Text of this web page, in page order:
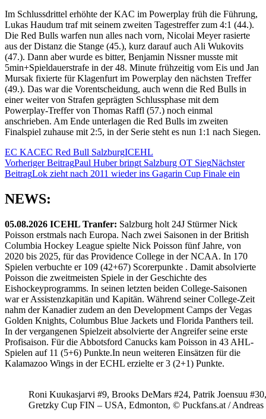
Im Schlussdrittel erhöhte der KAC im Powerplay früh die Führung,
Lukas Haudum traf mit seinem zweiten Tagestreffer zum 4:1 (44.).
Die Red Bulls warfen nun alles nach vorn, Nicolai Meyer rasierte
aus der Distanz die Stange (45.), kurz darauf auch Ali Wukovits
(47.). Dann aber wurde es bitter, Benjamin Nissner musste mit
5min+Spieldauerstrafe in der 48. Minute frühzeitig vom Eis und Jan
Mursak fixierte für Klagenfurt im Powerplay den nächsten Treffer
(49.). Das war die Vorentscheidung, auch wenn die Red Bulls in
einer weiter von Strafen geprägten Schlussphase mit dem
Powerplay-Treffer von Thomas Raffl (57.) noch einmal
anschrieben. Am Ende unterlagen die Red Bulls im zweiten
Finalspiel zuhause mit 2:5, in der Serie steht es nun 1:1 nach Siegen.
EC KACEC Red Bull SalzburgICEHL
Beitragsnavigation
Vorheriger BeitragPaul Huber bringt Salzburg OT SiegNächster
BeitragLok zieht nach 2011 wieder ins Gagarin Cup Finale ein
NEWS:
05.08.2026 ICEHL Tranfer: Salzburg holt 24J Stürmer Nick
Poisson erstmals nach Europa. Nach zwei Saisonen in der British
Columbia Hockey League spielte Nick Poisson fünf Jahre, von
2020 bis 2025, für das Providence College in der NCAA. In 170
Spielen verbuchte er 109 (42+67) Scorerpunkte . Damit absolvierte
Poisson die zweitmeisten Spiele in der Geschichte des
Eishockeyprogramms. In seinen letzten beiden College-Saisonen
war er Assistenzkapitän und Kapitän. Während seiner College-Zeit
nahm der Kanadier zudem an den Development Camps der Vegas
Golden Knights, Columbus Blue Jackets und Florida Panthers teil.
In der vergangenen Spielzeit absolvierte der Angreifer seine erste
Profisaison. Für die Abbotsford Canucks kam Poisson in 43 AHL-
Spielen auf 11 (5+6) Punkte.In neun weiteren Einsätzen für die
Kalamazoo Wings in der ECHL erzielte er 3 (2+1) Punkte.
Roni Kuukasjarvi #9, Brooks DeMars #24, Patrik Joensuu
Gretzky Cup FIN – USA, Edmonton, © Puckfans.at / Andreas